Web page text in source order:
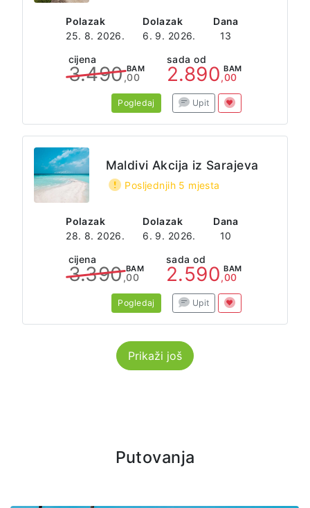
Polazak
25. 8. 2026.
Dolazak
6. 9. 2026.
Dana
13
cijena
3.490 BAM
,00
sada od
2.890 BAM
,00
Pogledaj Upit
Polazak
28. 8. 2026.
Dolazak
6. 9. 2026.
Dana
10
Maldivi Akcija iz Sarajeva
Posljednjih 5 mjesta
cijena
3.390 BAM
,00
sada od
2.590 BAM
,00
Pogledaj Upit
Prikaži još
Putovanja